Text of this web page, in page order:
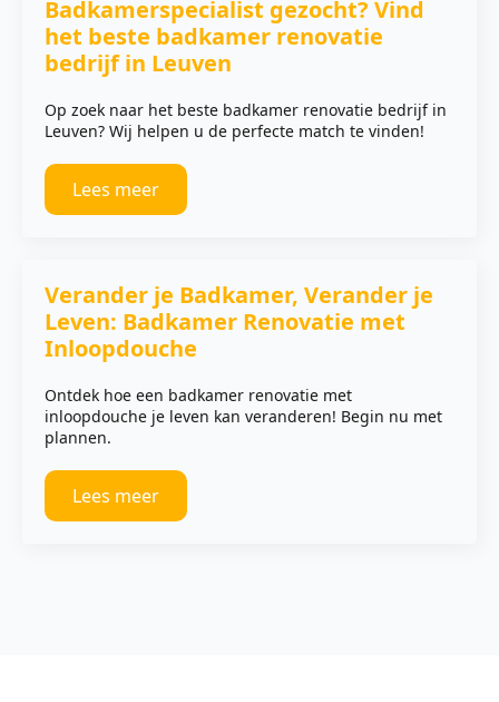
Badkamerspecialist gezocht? Vind
het beste badkamer renovatie
bedrijf in Leuven
Op zoek naar het beste badkamer renovatie bedrijf in
Leuven? Wij helpen u de perfecte match te vinden!
Lees meer
Verander je Badkamer, Verander je
Leven: Badkamer Renovatie met
Inloopdouche
Ontdek hoe een badkamer renovatie met
inloopdouche je leven kan veranderen! Begin nu met
plannen.
Lees meer